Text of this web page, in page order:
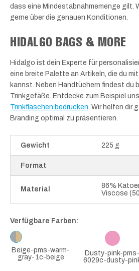
dass eine Mindestabnahmemenge gilt.
gerne über die genauen Konditionen.
HIDALGO BAGS & MORE
Hidalgo ist dein Experte für
eine breite Palette an Artikeln, die du
kannst. Neben Handtüchern findest du
Trinkgefäße. Entdecke zum Beispiel
Trinkflaschen bedrucken . Wir helfen dir
Branding optimal zu präsentieren.
Gewicht 225 g
Format
Material
86%
Viscose
Verfügbare Farben:
Beige-pms-warm-
gray-1c-beige
Dusty-pink-pms-
6029c-dusty-